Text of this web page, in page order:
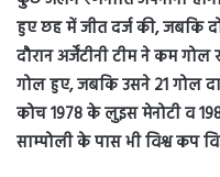
हुए छह में जीत दर्ज की, जबकि
दौरान अर्जेंटीनी टीम ने कम
गोल हुए, जबकि उसने 21 गोल
कोच 1978 के लुइस मेनोटी व
साम्पोली के पास भी विश्व कप